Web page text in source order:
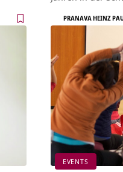
PRANAVA HEINZ
EVENTS